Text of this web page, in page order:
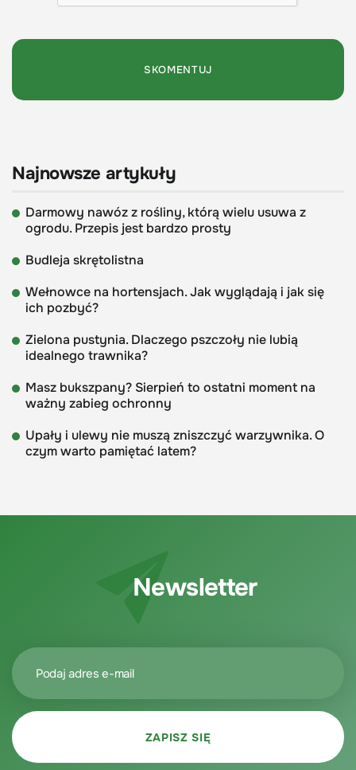
Najnowsze artykuły
Darmowy nawóz z rośliny, którą wielu usuwa z
ogrodu. Przepis jest bardzo prosty
Budleja skrętolistna
Wełnowce na hortensjach. Jak wyglądają i jak się
ich pozbyć?
Zielona pustynia. Dlaczego pszczoły nie lubią
idealnego trawnika?
Masz bukszpany? Sierpień to ostatni moment na
ważny zabieg ochronny
Upały i ulewy nie muszą zniszczyć warzywnika. O
czym warto pamiętać latem?
Newsletter